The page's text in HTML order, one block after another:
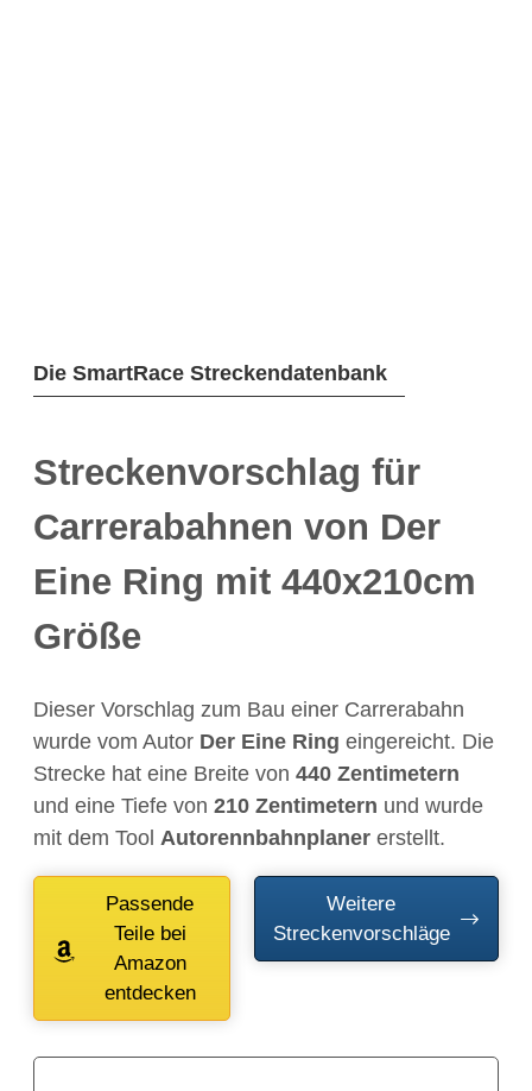
Die SmartRace Streckendatenbank
Streckenvorschlag für
Carrerabahnen von Der
Eine Ring mit 440x210cm
Größe
Dieser Vorschlag zum Bau einer Carrerabahn
wurde vom Autor Der Eine Ring eingereicht. Die
Strecke hat eine Breite von 440 Zentimetern
und eine Tiefe von 210 Zentimetern und wurde
mit dem Tool Autorennbahnplaner erstellt.
Passende
Teile bei
Amazon
entdecken
Weitere
Streckenvorschläge